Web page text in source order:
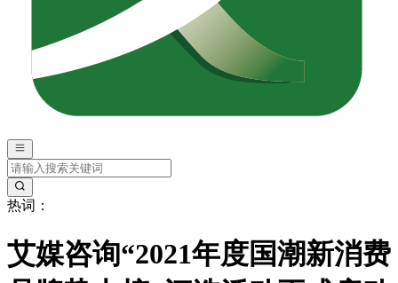
热词：
艾媒咨询“2021年度国潮新消费